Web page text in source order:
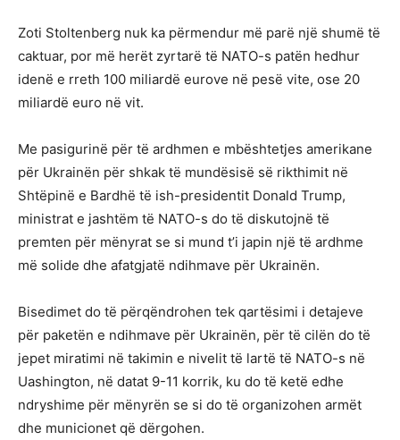
Zoti Stoltenberg nuk ka përmendur më parë një shumë të
caktuar, por më herët zyrtarë të NATO-s patën hedhur
idenë e rreth 100 miliardë eurove në pesë vite, ose 20
miliardë euro në vit.
Me pasigurinë për të ardhmen e mbështetjes amerikane
për Ukrainën për shkak të mundësisë së rikthimit në
Shtëpinë e Bardhë të ish-presidentit Donald Trump,
ministrat e jashtëm të NATO-s do të diskutojnë të
premten për mënyrat se si mund t’i japin një të ardhme
më solide dhe afatgjatë ndihmave për Ukrainën.
Bisedimet do të përqëndrohen tek qartësimi i detajeve
për paketën e ndihmave për Ukrainën, për të cilën do të
jepet miratimi në takimin e nivelit të lartë të NATO-s në
Uashington, në datat 9-11 korrik, ku do të ketë edhe
ndryshime për mënyrën se si do të organizohen armët
dhe municionet që dërgohen.